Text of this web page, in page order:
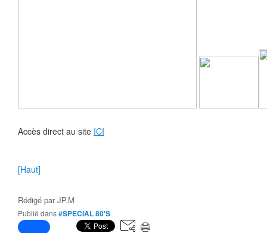
Accès direct au site ICI
[Haut]
Rédigé parJP.M
Publié dans#SPECIAL 80'S